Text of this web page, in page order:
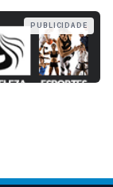
PUBLICIDADE